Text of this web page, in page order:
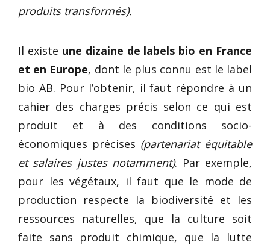
produits transformés).
Il existe une dizaine de labels bio en France
et en Europe, dont le plus connu est le label
bio AB. Pour l’obtenir, il faut répondre à un
cahier des charges précis selon ce qui est
produit et à des conditions socio-
économiques précises (partenariat équitable
et salaires justes notamment). Par exemple,
pour les végétaux, il faut que le mode de
production respecte la biodiversité et les
ressources naturelles, que la culture soit
faite sans produit chimique, que la lutte